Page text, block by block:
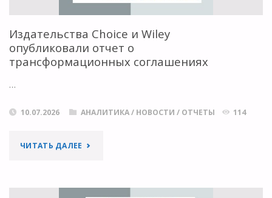
Издательства Choice и Wiley
опубликовали отчет о
трансформационных соглашениях
…
10.07.2026 АНАЛИТИКА/ НОВОСТИ / ОТЧЕТЫ 114
ЧИТАТЬ ДАЛЕЕ "ИЗДАТЕЛЬСТВА